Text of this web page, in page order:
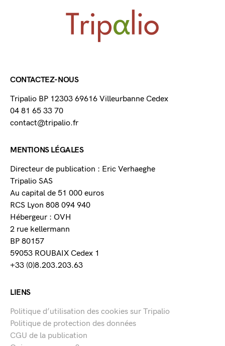
CONTACTEZ-NOUS
Tripalio BP 12303 69616 Villeurbanne Cedex
04 81 65 33 70
contact@tripalio.fr
MENTIONS LÉGALES
Directeur de publication : Eric Verhaeghe
Tripalio SAS
Au capital de 51 000 euros
RCS Lyon 808 094 940
Hébergeur : OVH
2 rue kellermann
BP 80157
59053 ROUBAIX Cedex 1
+33 (0)8.203.203.63
LIENS
Politique d’utilisation des cookies sur Tripalio
Politique de protection des données
CGU de la publication